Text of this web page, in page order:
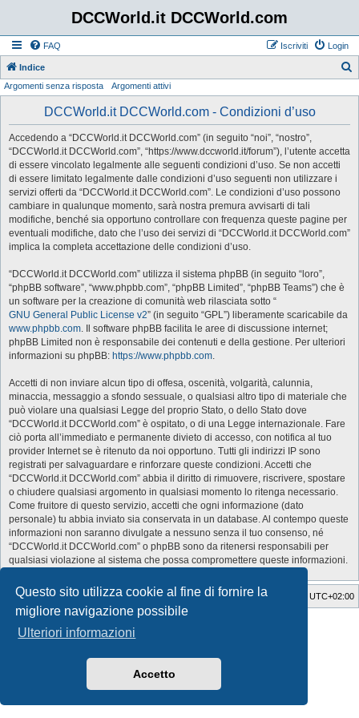
Questo sito utilizza cookie al fine di fornire la
migliore navigazione possibile
Ulteriori informazioni
Accetto
DCCWorld.it DCCWorld.com
FAQ Login
Iscriviti
Indice
Argomenti senza risposta Argomenti attivi
DCCWorld.it DCCWorld.com - Condizioni d’uso
Accedendo a “DCCWorld.it DCCWorld.com” (in seguito “noi”, “nostro”,
“DCCWorld.it DCCWorld.com”, “https://www.dccworld.it/forum”), l’utente accetta
di essere vincolato legalmente alle seguenti condizioni d’uso. Se non accetti
di essere limitato legalmente dalle condizioni d’uso seguenti non utilizzare i
servizi offerti da “DCCWorld.it DCCWorld.com”. Le condizioni d’uso possono
cambiare in qualunque momento, sarà nostra premura avvisarti di tali
modifiche, benché sia opportuno controllare con frequenza queste pagine per
eventuali modifiche, dato che l’uso dei servizi di “DCCWorld.it DCCWorld.com”
implica la completa accettazione delle condizioni d’uso.
“DCCWorld.it DCCWorld.com” utilizza il sistema phpBB (in seguito “loro”,
“phpBB software”, “www.phpbb.com”, “phpBB Limited”, “phpBB Teams”) che è
un software per la creazione di comunità web rilasciata sotto “
GNU General Public License v2” (in seguito “GPL”) liberamente scaricabile da
www.phpbb.com. Il software phpBB facilita le aree di discussione internet;
phpBB Limited non è responsabile dei contenuti e della gestione. Per ulteriori
informazioni su phpBB: https://www.phpbb.com.
Accetti di non inviare alcun tipo di offesa, oscenità, volgarità, calunnia,
minaccia, messaggio a sfondo sessuale, o qualsiasi altro tipo di materiale che
può violare una qualsiasi Legge del proprio Stato, o dello Stato dove
“DCCWorld.it DCCWorld.com” è ospitato, o di una Legge internazionale. Fare
ciò porta all’immediato e permanente divieto di accesso, con notifica al tuo
provider Internet se è ritenuto da noi opportuno. Tutti gli indirizzi IP sono
registrati per salvaguardare e rinforzare queste condizioni. Accetti che
“DCCWorld.it DCCWorld.com” abbia il diritto di rimuovere, riscrivere, spostare
o chiudere qualsiasi argomento in qualsiasi momento lo ritenga necessario.
Come fruitore di questo servizio, accetti che ogni informazione (dato
personale) tu abbia inviato sia conservata in un database. Al contempo queste
informazioni non saranno divulgate a nessuno senza il tuo consenso, né
“DCCWorld.it DCCWorld.com” o phpBB sono da ritenersi responsabili per
qualsiasi violazione al sistema che possa compromettere queste informazioni.
Indice Tutti gli orari sono UTC+02:00
Cancella cookie
Style Developer by ©
Creato daphpBB
Privacy|Condizioni